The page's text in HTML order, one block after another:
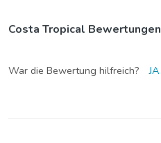
Costa Tropical Bewertungen
War die Bewertung hilfreich? JA